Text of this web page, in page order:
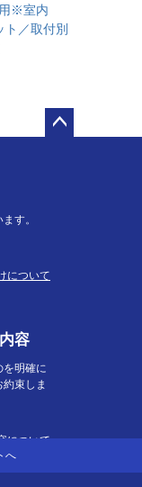
へ
※室内
ト／取付別
す。
について
容
を明確に
束しま
について